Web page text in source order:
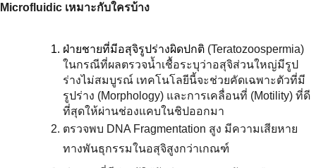
Microfluidic เหมาะกับใครบ้าง
ฝ่ายชายที่มีอสุจิรูปร่างผิดปกติ (Teratozoospermia)
ในกรณีที่ผลตรวจน้ำเชื้อระบุว่าอสุจิส่วนใหญ่มีรูป
ร่างไม่สมบูรณ์ เทคโนโลยีนี้จะช่วยคัดเฉพาะตัวที่มี
รูปร่าง (Morphology) และการเคลื่อนที่ (Motility) ที่ดี
ที่สุดให้ผ่านช่องแคบในชิปออกมา
ตรวจพบ DNA Fragmentation สูง มีความเสียหาย
ทางพันธุกรรมในอสุจิสูงกว่าเกณฑ์